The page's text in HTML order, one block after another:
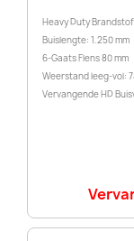
Heavy Duty
Buislengte: 1.250 mm
6-Gaats Flens 80 mm
Weerstand leeg-vol:
Vervangende HD